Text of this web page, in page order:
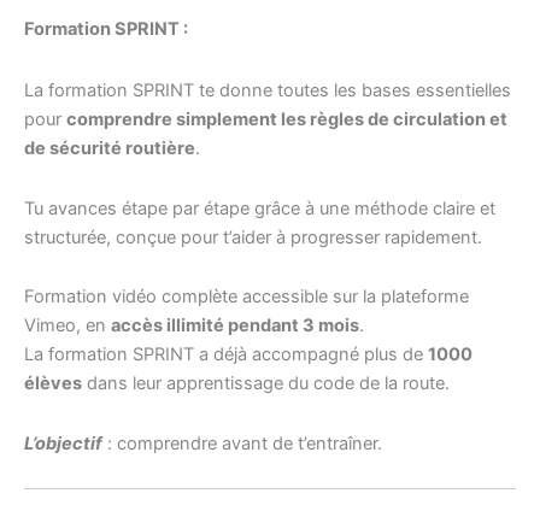
Formation SPRINT :
La formation SPRINT te donne toutes les bases essentielles
pour comprendre simplement les règles de circulation et
de sécurité routière.
Tu avances étape par étape grâce à une méthode claire et
structurée, conçue pour t’aider à progresser rapidement.
Formation vidéo complète accessible sur la plateforme
Vimeo, en accès illimité pendant 3 mois.
La formation SPRINT a déjà accompagné plus de 1000
élèves dans leur apprentissage du code de la route.
L’objectif : comprendre avant de t’entraîner.